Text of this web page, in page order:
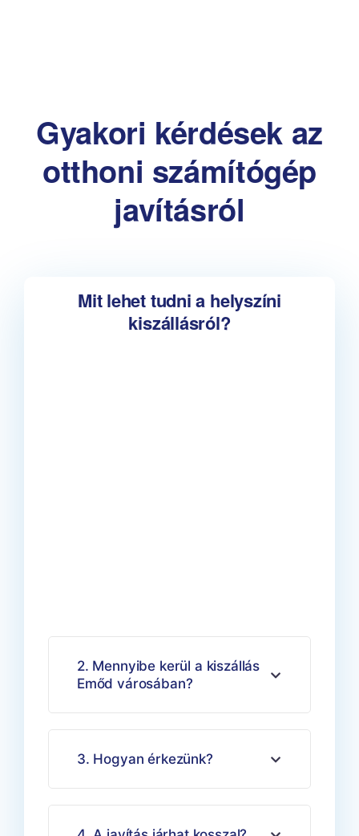
Gyakori kérdések az
otthoni számítógép
javításról
Mit lehet tudni a helyszíni
kiszállásról?
2. Mennyibe kerül a kiszállás
Emőd városában?
3. Hogyan érkezünk?